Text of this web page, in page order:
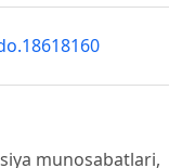
munosabatlari,